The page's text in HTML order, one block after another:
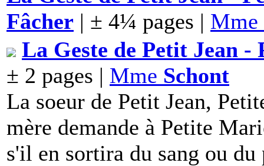
Fâcher | ± 4¼ pages | Mme
La Geste de Petit Jean
± 2 pages | Mme Schont
La soeur de Petit Jean,
mère demande à Petite
s'il en sortira du sang ou du